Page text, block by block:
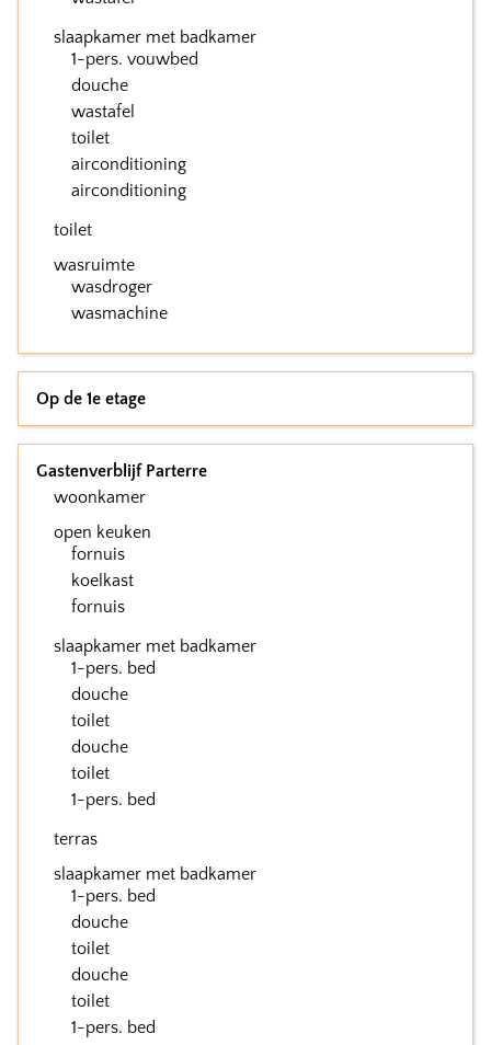
slaapkamer met badkamer
1-pers. vouwbed
douche
wastafel
toilet
airconditioning
airconditioning
toilet
wasruimte
wasdroger
wasmachine
Op de 1e etage
Gastenverblijf Parterre
woonkamer
open keuken
fornuis
koelkast
fornuis
slaapkamer met badkamer
1-pers. bed
douche
toilet
douche
toilet
1-pers. bed
terras
slaapkamer met badkamer
1-pers. bed
douche
toilet
douche
toilet
1-pers. bed